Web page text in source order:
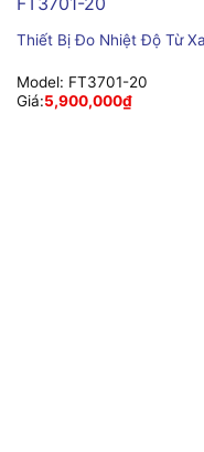
Thiết Bị Đo Nhiệt Độ Từ
Model: FT3701-20
Giá:5,900,000₫